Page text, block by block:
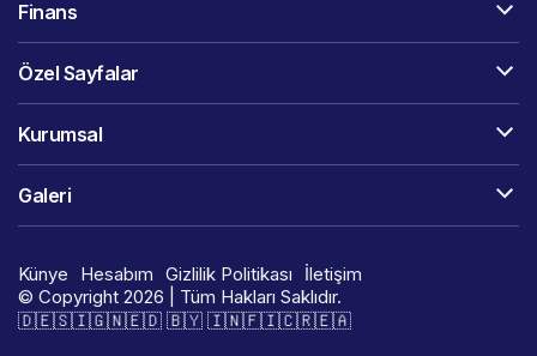
Finans
Özel Sayfalar
Kurumsal
Galeri
Künye Hesabım Gizlilik Politikası
İletişim
© Copyright 2026 | Tüm Hakları Saklıdır.
🇩​​​​​🇪​​​​​🇸​​​​​🇮​​​​​🇬​​​​​🇳​​​​​🇪​​​​​🇩​​​​​ 🇧​​​​​🇾​​​​​ 🇮​​​​​🇳​​​​​🇫​​​​​🇮​​​​​🇨​​​​​🇷​​​​​🇪​​​​​🇦​​​​​​​​​​